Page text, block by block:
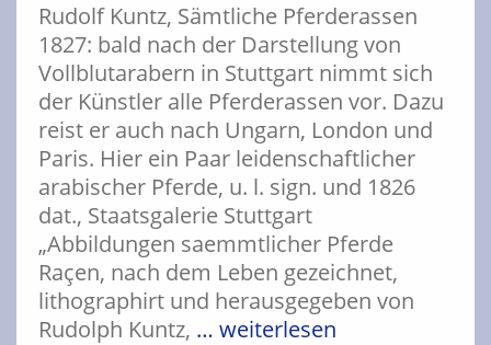
Rudolf Kuntz, Sämtliche Pferderassen
1827: bald nach der Darstellung von
Vollblutarabern in Stuttgart nimmt sich
der Künstler alle Pferderassen vor. Dazu
reist er auch nach Ungarn, London und
Paris. Hier ein Paar leidenschaftlicher
arabischer Pferde, u. l. sign. und 1826
dat., Staatsgalerie Stuttgart
„Abbildungen saemmtlicher Pferde
Raçen, nach dem Leben gezeichnet,
lithographirt und herausgegeben von
Rudolph Kuntz, … weiterlesen